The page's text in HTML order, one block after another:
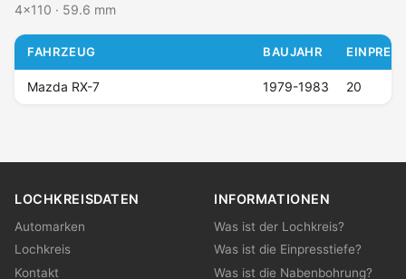
4x110 · 59.6 mm
FAHRZEUG BAUJAHR
Mazda RX-7 1979-1983 20
LOCHKREISDATEN
Automarken
Lochkreis
Kontakt
INFORMATIONEN
Was ist der Lochkreis?
Was ist die Einpresstiefe?
Was ist die Nabenbohrung?